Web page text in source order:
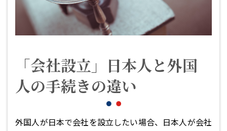
「会社設立」日本人と外国
人の手続きの違い
外国人が日本で会社を設立したい場合、日本人が会社